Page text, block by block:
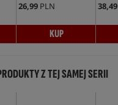
26,99 PLN
KUP
38,49
Z TEJ SAMEJ SERII